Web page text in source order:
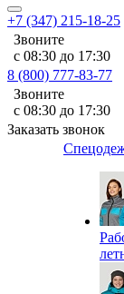
+7 (347) 215-18-25
Звоните
с 08:30 до 17:30
8 (800) 777-83-77
Звоните
с 08:30 до 17:30
Заказать звонок